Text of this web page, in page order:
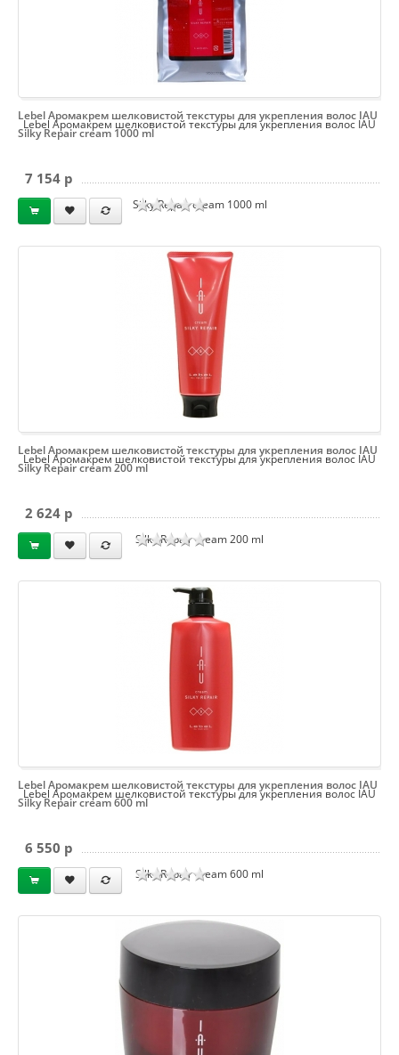
Lebel Аромакрем шелковистой текстуры для укрепления волос IAU
Silky Repair cream 1000 ml
Lebel Аромакрем шелковистой текстуры для укрепления волос IAU
Silky Repair cream 1000 ml
7 154 p
Lebel Аромакрем шелковистой текстуры для укрепления волос IAU
Silky Repair cream 200 ml
Lebel Аромакрем шелковистой текстуры для укрепления волос IAU
Silky Repair cream 200 ml
2 624 p
Lebel Аромакрем шелковистой текстуры для укрепления волос IAU
Silky Repair cream 600 ml
Lebel Аромакрем шелковистой текстуры для укрепления волос IAU
Silky Repair cream 600 ml
6 550 p